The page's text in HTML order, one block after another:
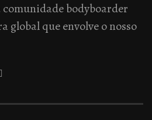
comunidade bodyboarder
global que envolve o nosso